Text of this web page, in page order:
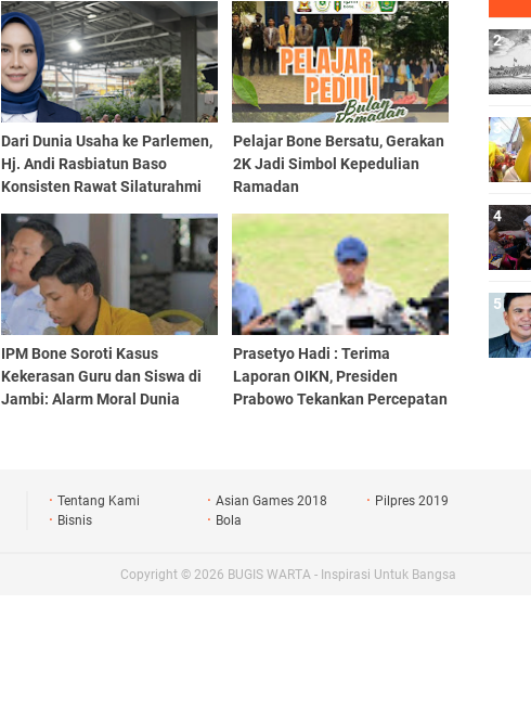
Dari Dunia Usaha ke Parlemen,
Hj. Andi Rasbiatun Baso
Konsisten Rawat Silaturahmi
Pelajar Bone Bersatu, Gerakan
2K Jadi Simbol Kepedulian
Ramadan
IPM Bone Soroti Kasus
Kekerasan Guru dan Siswa di
Jambi: Alarm Moral Dunia
Prasetyo Hadi : Terima
Laporan OIKN, Presiden
Prabowo Tekankan Percepatan
Tentang Kami Asian Games 2018
Pilpres 2019
Bisnis
Bola
Copyright © 2026 BUGIS WARTA - Inspirasi Untuk Bangsa